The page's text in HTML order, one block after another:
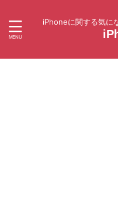
iPhoneに関する気に